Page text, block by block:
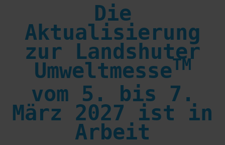
Die
Aktualisierung
zur Landshuter
UmweltmesseTM
vom 5. bis 7.
März 2027 ist in
Arbeit